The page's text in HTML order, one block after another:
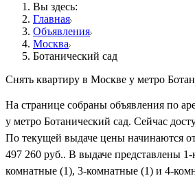
Вы здесь:
Главная
Объявления
Москва
Ботанический сад
Снять квартиру в Москве у метро
На странице собраны объявления по
у метро Ботанический сад. Сейчас
По текущей выдаче цены начинаются
497 260 руб.. В выдаче представлены
комнатные (1), 3-комнатные (1) и 4-